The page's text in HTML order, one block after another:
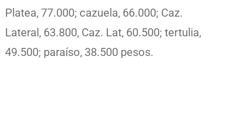
Platea, 77.000; cazuela, 66.000; Caz.
Lateral, 63.800, Caz. Lat, 60.500; tertulia,
49.500; paraíso, 38.500 pesos.